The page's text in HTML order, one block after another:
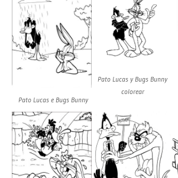
Pato Lucas e Bugs Bunny
Pato Lucas y Bugs Bunny
colorear